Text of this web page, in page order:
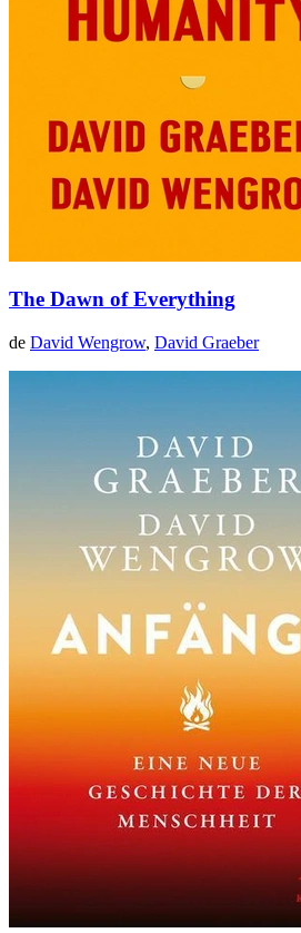
The Dawn of Everything
de David Wengrow, David Graeber